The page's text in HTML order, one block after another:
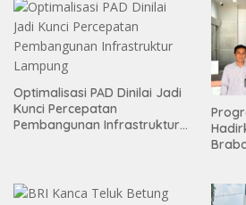
Optimalisasi PAD Dinilai Jadi
Kunci Percepatan
Pembangunan Infrastruktur
Mesuji